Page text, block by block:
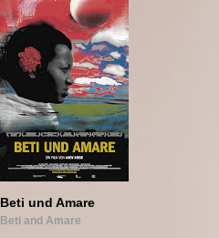
Beti und Amare
Beti and Amare